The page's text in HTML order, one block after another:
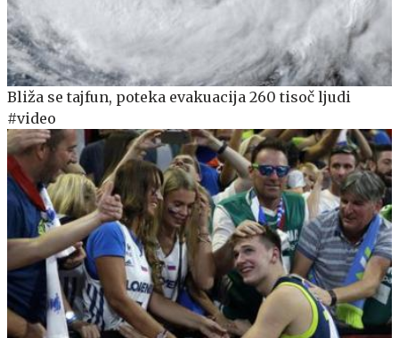
Bliža se tajfun, poteka evakuacija 260 tisoč ljudi
#video